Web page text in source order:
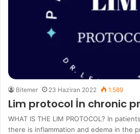
Bitemer 23 Haziran 2022 1.589
Lim protocol İn chronic
WHAT IS THE LIM PROTOCOL? In
there is inflammation and edema in the